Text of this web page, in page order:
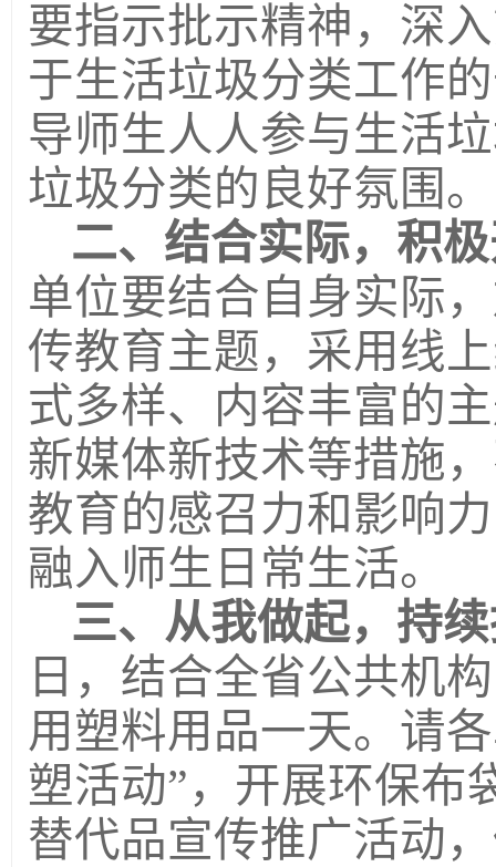
要指示批示精神，深
于生活垃圾分类工作
导师生人人参与生活
垃圾分类的良好氛围。
二、结合实际，积
单位要结合自身实际
传教育主题，采用线
式多样、内容丰富的
新媒体新技术等措施
教育的感召力和影响
融入师生日常生活。
三、从我做起， 持
日，结合全省公共机
用塑料用品一天。请
塑活动”，开展环保布
替代品宣传推广活动